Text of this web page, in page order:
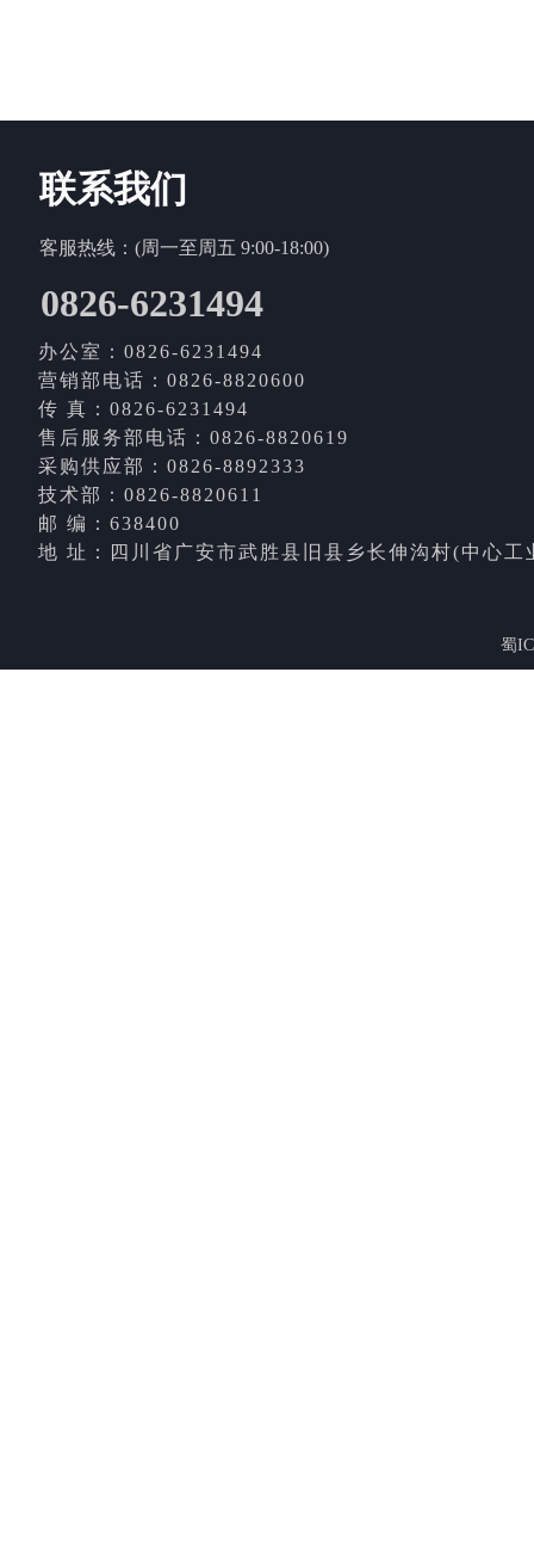
办公室：0826-6231494
营销部电话：0826-8820600
传 真：0826-6231494
售后服务部电话：0826-8820619
采购供应部：0826-8892333
技术部：0826-8820611
邮 编：638400
地 址：四川省广安市武胜县旧县乡长伸沟村(中心工
客服热线：(周一至周五 9:00-18:00)
0826-6231494
联系我们
蜀